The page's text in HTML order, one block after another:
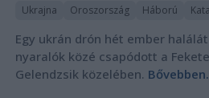
Ukrajna Oroszország Háború
Egy ukrán drón hét ember
nyaralók közé csapódott a
Gelendzsik közelében.